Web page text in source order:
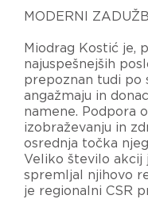
MODERNI
Miodrag Kostić je,
najuspešnejših
prepoznan tudi po
angažmaju in
namene. Podpora
izobraževanju in
osrednja točka
Veliko število akcij
spremljal njihovo
je regionalni CSR